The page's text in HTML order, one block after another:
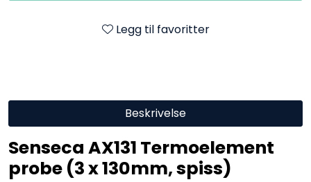
Legg til favoritter
Beskrivelse
Senseca AX131 Termoelement
probe (3 x 130mm, spiss)